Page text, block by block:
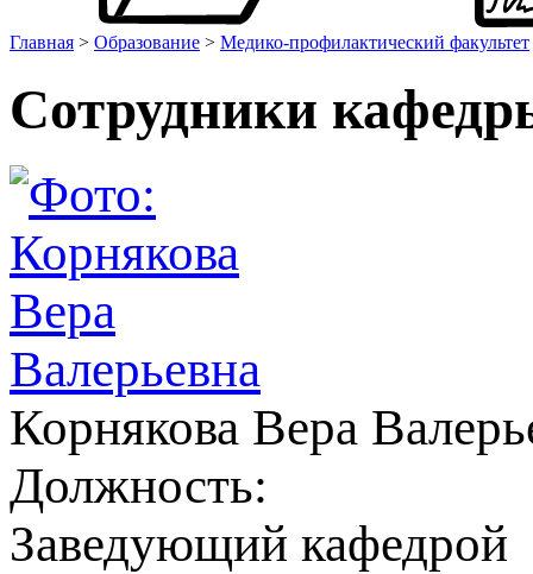
Главная > Образование > Медико-профилактический факультет
Сотрудники
Корнякова Вера
Должность:
Заведующий кафедрой